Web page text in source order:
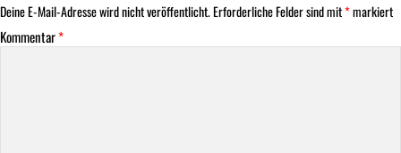
Deine E-Mail-Adresse wird nicht veröffentlicht.Erforderliche Felder sind mit*markiert
Kommentar*